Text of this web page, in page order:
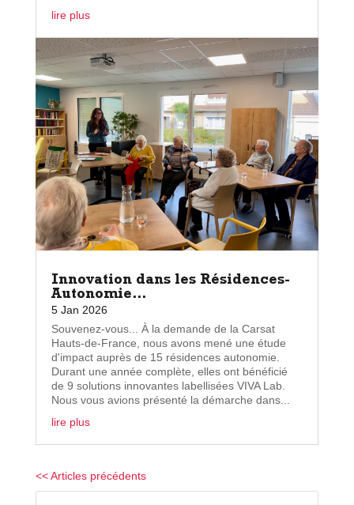
lire plus
Innovation dans les Résidences-
Autonomie…
5 Jan 2026
Souvenez-vous... À la demande de la Carsat
Hauts-de-France, nous avons mené une étude
d'impact auprès de 15 résidences autonomie.
Durant une année complète, elles ont bénéficié
de 9 solutions innovantes labellisées VIVA Lab.
Nous vous avions présenté la démarche dans...
lire plus
« Entrées précédentes